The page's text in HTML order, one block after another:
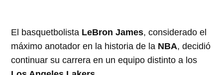
El basquetbolista LeBron James, considerado el
máximo anotador en la historia de la NBA, decidió
continuar su carrera en un equipo distinto a los